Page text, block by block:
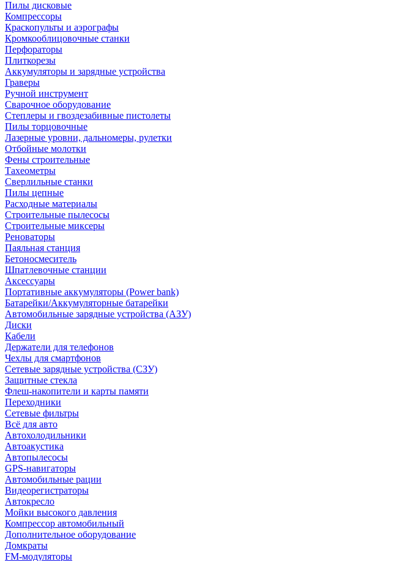
Пилы дисковые
Компрессоры
Краскопульты и аэрографы
Кромкооблицовочные станки
Перфораторы
Плиткорезы
Аккумуляторы и зарядные устройства
Граверы
Ручной инструмент
Сварочное оборудование
Степлеры и гвоздезабивные пистолеты
Пилы торцовочные
Лазерные уровни, дальномеры, рулетки
Отбойные молотки
Фены строительные
Тахеометры
Сверлильные станки
Пилы цепные
Расходные материалы
Строительные пылесосы
Строительные миксеры
Реноваторы
Паяльная станция
Бетоносмеситель
Шпатлевочные станции
Аксессуары
Портативные аккумуляторы (Power bank)
Батарейки/Аккумуляторные батарейки
Автомобильные зарядные устройства (АЗУ)
Диски
Кабели
Держатели для телефонов
Чехлы для смартфонов
Сетевые зарядные устройства (СЗУ)
Защитные стекла
Флеш-накопители и карты памяти
Переходники
Сетевые фильтры
Всё для авто
Автохолодильники
Автоакустика
Автопылесосы
GPS-навигаторы
Автомобильные рации
Видеорегистраторы
Автокресло
Мойки высокого давления
Компрессор автомобильный
Дополнительное оборудование
Домкраты
FM-модуляторы